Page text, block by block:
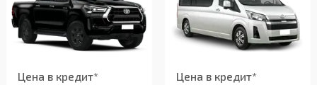
Цена в кредит*
Цена в кредит*